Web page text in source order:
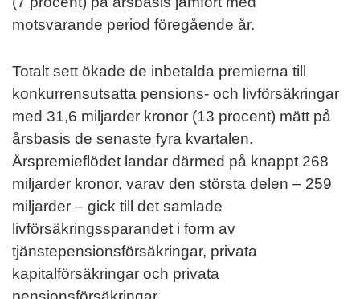
motsvarande period föregående år.
Totalt sett ökade de inbetalda premierna till
konkurrensutsatta pensions- och livförsäkringar
med 31,6 miljarder kronor (13 procent) mätt på
årsbasis de senaste fyra kvartalen.
Årspremieflödet landar därmed på knappt 268
miljarder kronor, varav den största delen – 259
miljarder – gick till det samlade
livförsäkringssparandet i form av
tjänstepensionsförsäkringar, privata
kapitalförsäkringar och privata